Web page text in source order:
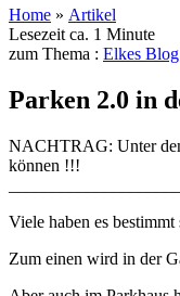
Home » Artikel
Lesezeit ca. 1 Minute
zum Thema : Elkes Blog
Parken 2.0 in
NACHTRAG: Unter
können !!!
Viele haben es
Zum einen wird in der